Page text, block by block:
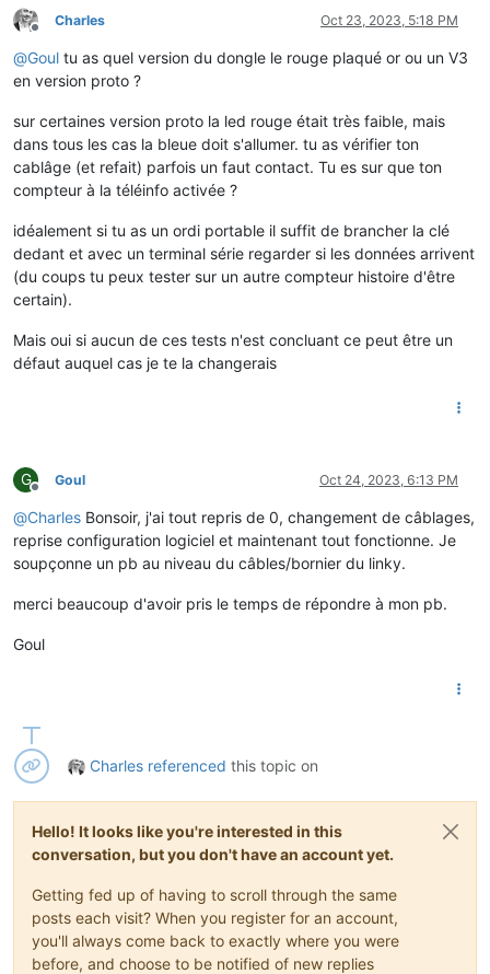
Offline
Charles Oct 23, 2023, 5:18 PM
@Goul tu as quel version du dongle le rouge plaqué or ou un V3
en version proto ?
sur certaines version proto la led rouge était très faible, mais
dans tous les cas la bleue doit s'allumer. tu as vérifier ton
cablâge (et refait) parfois un faut contact. Tu es sur que ton
compteur à la téléinfo activée ?
idéalement si tu as un ordi portable il suffit de brancher la clé
dedant et avec un terminal série regarder si les données arrivent
(du coups tu peux tester sur un autre compteur histoire d'être
certain).
Mais oui si aucun de ces tests n'est concluant ce peut être un
défaut auquel cas je te la changerais
G
Offline
Goul Oct 24, 2023, 6:13 PM
@Charles Bonsoir, j'ai tout repris de 0, changement de câblages,
reprise configuration logiciel et maintenant tout fonctionne. Je
soupçonne un pb au niveau du câbles/bornier du linky.
merci beaucoup d'avoir pris le temps de répondre à mon pb.
Goul
Charles referenced this topic on
Hello! It looks like you're interested in this
conversation, but you don't have an account yet.
Getting fed up of having to scroll through the same
posts each visit? When you register for an account,
you'll always come back to exactly where you were
before, and choose to be notified of new replies